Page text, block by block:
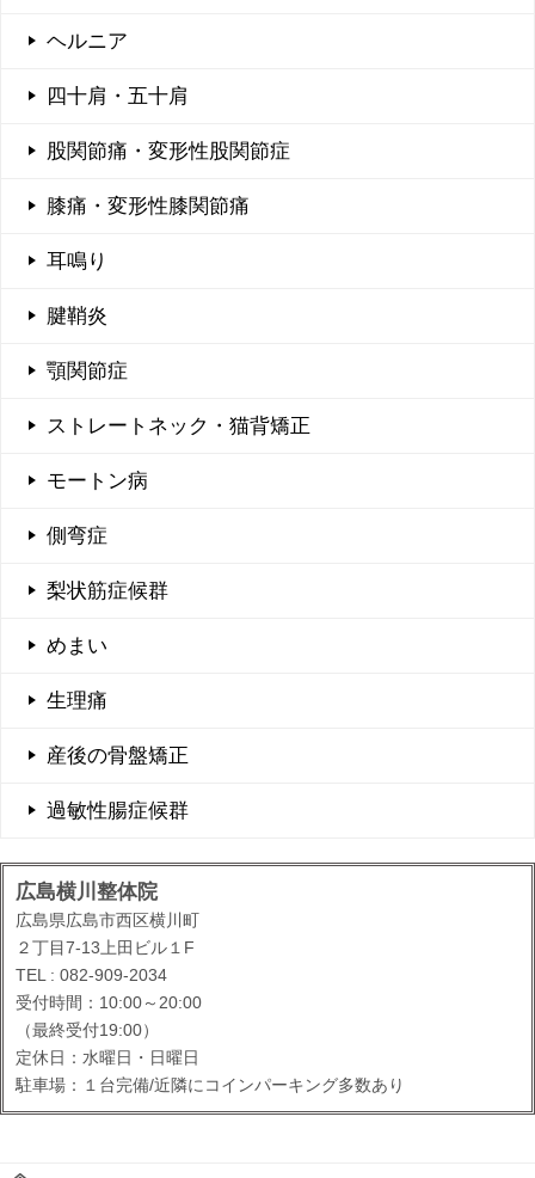
ヘルニア
四十肩・五十肩
股関節痛・変形性股関節症
膝痛・変形性膝関節痛
耳鳴り
腱鞘炎
顎関節症
ストレートネック・猫背矯正
モートン病
側弯症
梨状筋症候群
めまい
生理痛
産後の骨盤矯正
過敏性腸症候群
広島横川整体院
広島県広島市西区横川町
２丁目7-13上田ビル１F
TEL : 082-909-2034
受付時間：10:00～20:00
（最終受付19:00）
定休日：水曜日・日曜日
駐車場：１台完備/近隣にコインパーキング多数あり